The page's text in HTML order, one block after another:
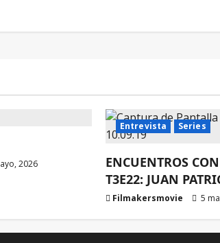
2026
Entrevista Series
ENCUENTROS
T3E22: JUAN
Filmakersmovie 5